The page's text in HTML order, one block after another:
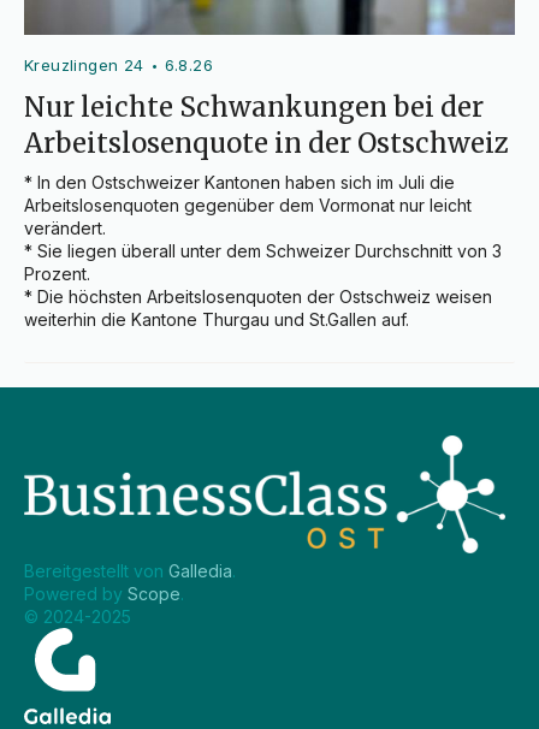
Kreuzlingen 24 • 6.8.26
Nur leichte Schwankungen bei der
Arbeitslosenquote in der Ostschweiz
* In den Ostschweizer Kantonen haben sich im Juli die
Arbeitslosenquoten gegenüber dem Vormonat nur leicht
verändert.
* Sie liegen überall unter dem Schweizer Durchschnitt von 3
Prozent.
* Die höchsten Arbeitslosenquoten der Ostschweiz weisen
weiterhin die Kantone Thurgau und St.Gallen auf.
Bereitgestellt von Galledia.
Powered by Scope.
© 2024-2025